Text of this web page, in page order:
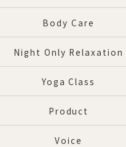
Body Care
Night Only Relaxation
Yoga Class
Product
Voice